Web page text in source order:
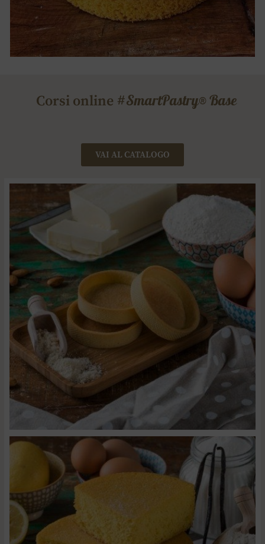
Corsi online #SmartPastry® Base
VAI AL CATALOGO